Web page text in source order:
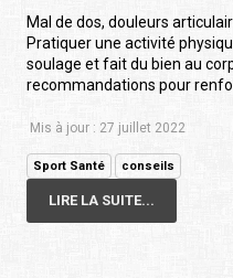
Mal de dos, douleurs
Pratiquer une activité
soulage et fait du bien au
recommandations pour
Mis à jour : 27 juillet 2022
Sport Santé conseils
LIRE LA SUITE...